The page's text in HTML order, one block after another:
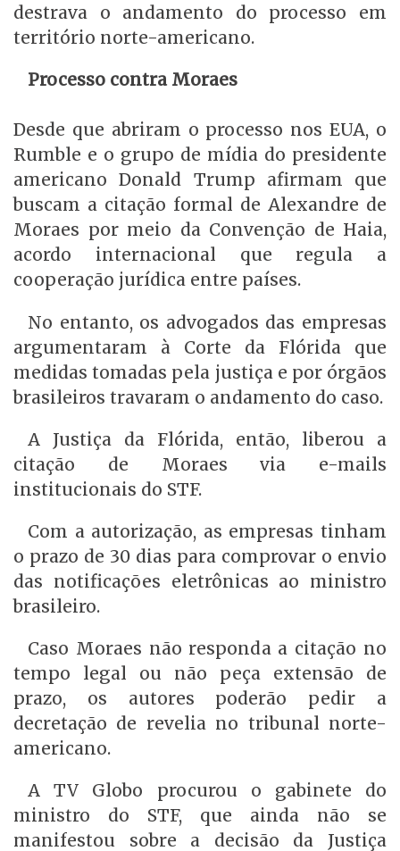
destrava o andamento do processo em
território norte-americano.
Processo contra Moraes
Desde que abriram o processo nos EUA, o
Rumble e o grupo de mídia do presidente
americano Donald Trump afirmam que
buscam a citação formal de Alexandre de
Moraes por meio da Convenção de Haia,
acordo internacional que regula a
cooperação jurídica entre países.
No entanto, os advogados das empresas
argumentaram à Corte da Flórida que
medidas tomadas pela justiça e por órgãos
brasileiros travaram o andamento do caso.
A Justiça da Flórida, então, liberou a
citação de Moraes via e-mails
institucionais do STF.
Com a autorização, as empresas tinham
o prazo de 30 dias para comprovar o envio
das notificações eletrônicas ao ministro
brasileiro.
Caso Moraes não responda a citação no
tempo legal ou não peça extensão de
prazo, os autores poderão pedir a
decretação de revelia no tribunal norte-
americano.
A TV Globo procurou o gabinete do
ministro do STF, que ainda não se
manifestou sobre a decisão da Justiça